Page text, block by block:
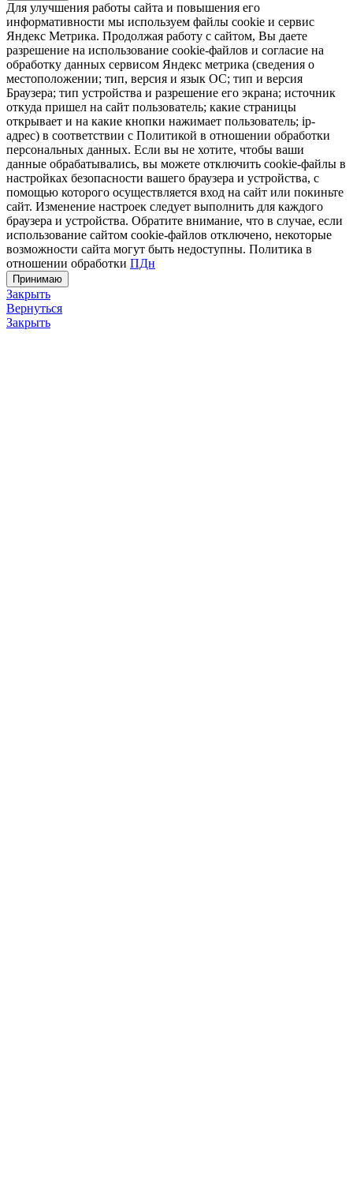
Для улучшения работы сайта и повышения его
информативности мы используем файлы cookie и сервис
Яндекс Метрика. Продолжая работу с сайтом, Вы даете
разрешение на использование cookie-файлов и согласие на
обработку данных сервисом Яндекс метрика (сведения о
местоположении; тип, версия и язык ОС; тип и версия
Браузера; тип устройства и разрешение его экрана; источник
откуда пришел на сайт пользователь; какие страницы
открывает и на какие кнопки нажимает пользователь; ip-
адрес) в соответствии с Политикой в отношении обработки
персональных данных. Если вы не хотите, чтобы ваши
данные обрабатывались, вы можете отключить cookie-файлы в
настройках безопасности вашего браузера и устройства, с
помощью которого осуществляется вход на сайт или покиньте
сайт. Изменение настроек следует выполнить для каждого
браузера и устройства. Обратите внимание, что в случае, если
использование сайтом cookie-файлов отключено, некоторые
возможности сайта могут быть недоступны. Политика в
отношении обработки ПДн
Принимаю
Закрыть
Вернуться
Закрыть